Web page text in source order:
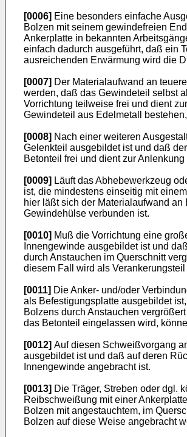
[0006] Eine besonders einfache
Bolzen mit seinem gewindefreien
Ankerplatte in bekannten
einfach dadurch ausgeführt, daß ein
ausreichenden Erwärmung wird die
[0007] Der Materialaufwand an
werden, daß das Gewindeteil selbst
Vorrichtung teilweise frei und dient
Gewindeteil aus Edelmetall
[0008] Nach einer weiteren
Gelenkteil ausgebildet ist und daß
Betonteil frei und dient zur
[0009] Läuft das Abhebewerkzeug
ist, die mindestens einseitig mit
hier läßt sich der Materialaufwand
Gewindehülse verbunden ist.
[0010] Muß die Vorrichtung eine
Innengewinde ausgebildet ist und
durch Anstauchen im Querschnitt
diesem Fall wird als
[0011] Die Anker- und/oder
als Befestigungsplatte ausgebildet
Bolzens durch Anstauchen
das Betonteil eingelassen wird,
[0012] Auf diesen Schweißvorgang
ausgebildet ist und daß auf deren
Innengewinde angebracht ist.
[0013] Die Träger, Streben oder dgl.
Reibschweißung mit einer
Bolzen mit angestauchtem, im
Bolzen auf diese Weise angebracht